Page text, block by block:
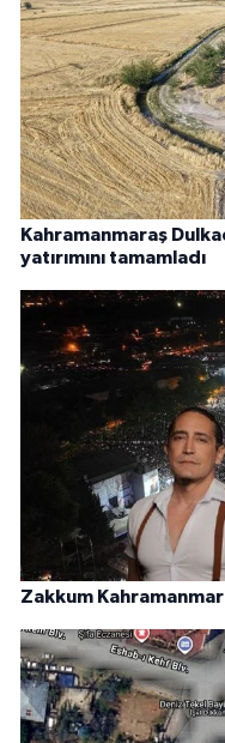
Kahramanmaraş
yatırımını tamamladı
Zakkum